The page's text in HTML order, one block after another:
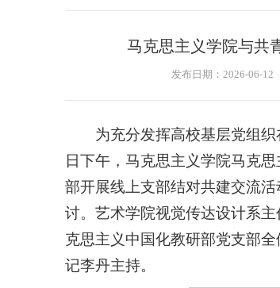
马克思主义学院与共
发布日期：2026-06-12
为充分发挥高校基层党组
日下午，马克思主义学院马克
部开展线上支部结对共建交流
讨。艺术学院视觉传达设计系
克思主义中国化教研部党支部
记李丹主持。